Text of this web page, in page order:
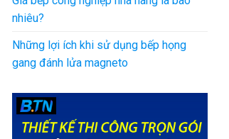
nhiêu?
Những lợi ích khi sử dụng bếp họng
gang đánh lửa magneto